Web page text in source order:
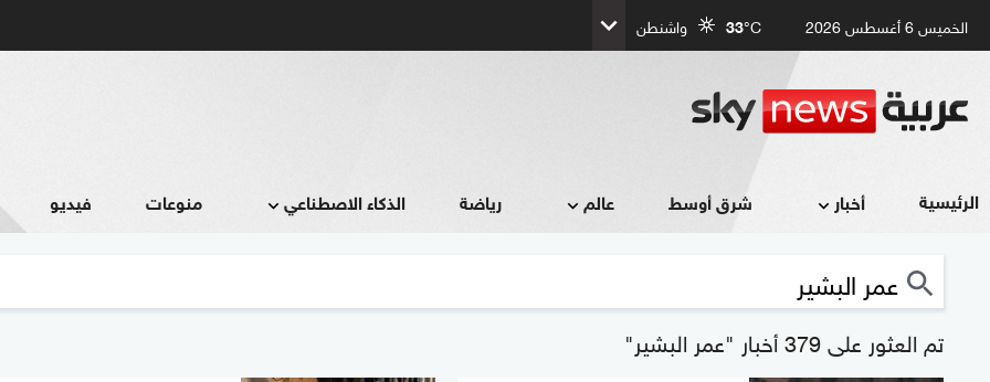
الخميس 6 أغسطس 2026 33°C واشنطن
الرئيسية أخبار شرق أوسط عالم رياضة الذكاء الاصطناعي منوعات فيديو
تم العثور على 379 أخبار "عمر البشير"